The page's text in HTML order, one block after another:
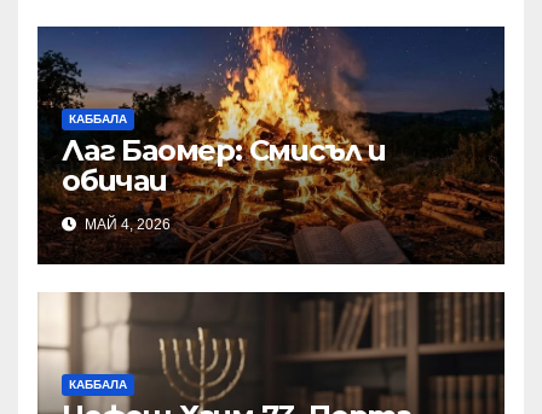
КАББАЛА
Лаг Баомер: Смисъл и
обичаи
МАЙ 4, 2026
КАББАЛА